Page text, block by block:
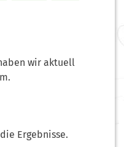
wir aktuell
Ergebnisse.